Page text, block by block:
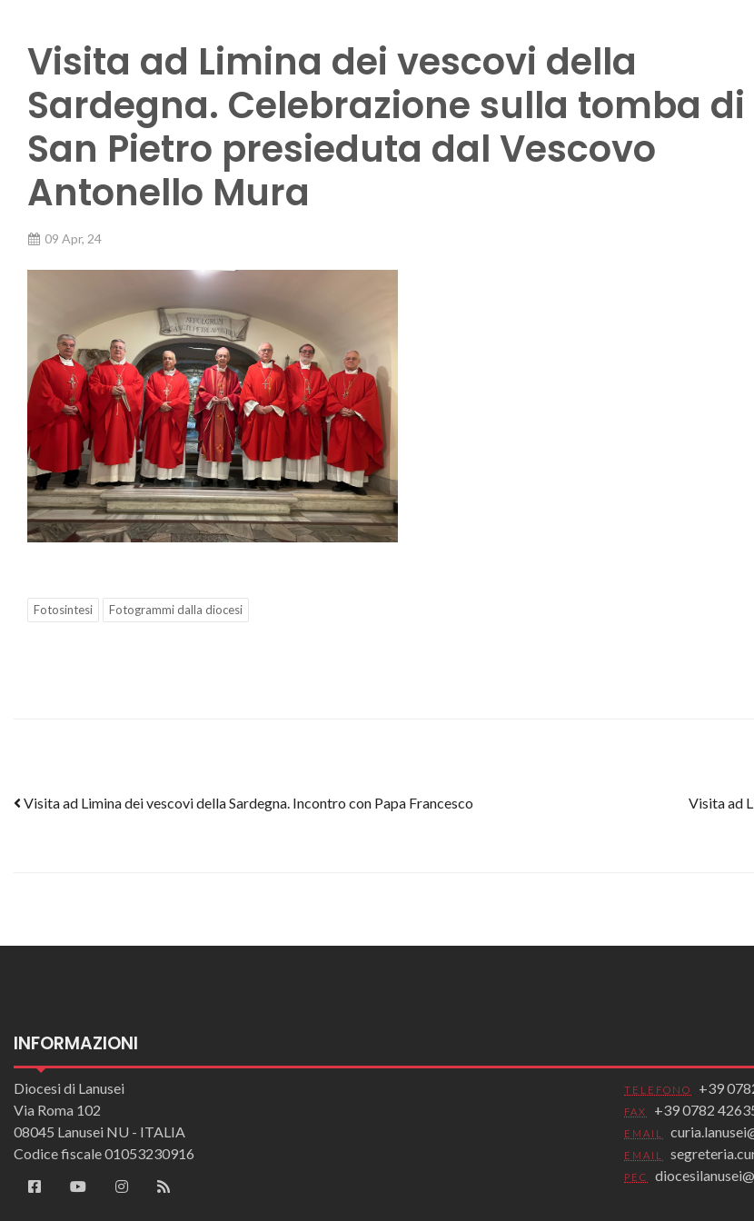
Visita ad Limina dei vescovi della
Sardegna. Celebrazione sulla tomba di
San Pietro presieduta dal Vescovo
Antonello Mura
09 Apr, 24
Fotosintesi Fotogrammi dalla diocesi
Post navigation
Visita ad Limina dei vescovi della Sardegna. Incontro con Papa Francesco Visita ad
INFORMAZIONI
Diocesi di Lanusei
Via Roma 102
08045 Lanusei NU - ITALIA
Codice fiscale 01053230916
TELEFONO +39
FAX +39 0782
EMAIL
EMAIL
PEC